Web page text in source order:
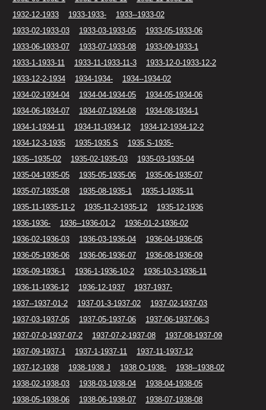
1932-12-1933
1933-1933-
1933--1933-02
1933-02-1933-03
1933-03-1933-05
1933-05-1933-06
1933-06-1933-07
1933-07-1933-08
1933-09-1933-1
1933-1-1933-11
1933-11-1933-11-3
1933-12-0-1933-12-2
1933-12-2-1934
1934-1934-
1934--1934-02
1934-02-1934-04
1934-04-1934-05
1934-05-1934-06
1934-06-1934-07
1934-07-1934-08
1934-08-1934-1
1934-1-1934-11
1934-11-1934-12
1934-12-1934-12-2
1934-12-3-1935
1935-1935 S
1935 S-1935-
1935--1935-02
1935-02-1935-03
1935-03-1935-04
1935-04-1935-05
1935-05-1935-06
1935-06-1935-07
1935-07-1935-08
1935-08-1935-1
1935-1-1935-11
1935-11-1935-11-2
1935-11-2-1935-12
1935-12-1936
1936-1936-
1936--1936-01-2
1936-01-2-1936-02
1936-02-1936-03
1936-03-1936-04
1936-04-1936-05
1936-05-1936-06
1936-06-1936-07
1936-08-1936-09
1936-09-1936-1
1936-1-1936-10-2
1936-10-3-1936-11
1936-11-1936-12
1936-12-1937
1937-1937-
1937--1937-01-2
1937-01-3-1937-02
1937-02-1937-03
1937-03-1937-05
1937-05-1937-06
1937-06-1937-06-3
1937-07-0-1937-07-2
1937-07-2-1937-08
1937-08-1937-09
1937-09-1937-1
1937-1-1937-11
1937-11-1937-12
1937-12-1938
1938-1938 J 1938 O-1938-
1938--1938-02
1938-02-1938-03
1938-03-1938-04
1938-04-1938-05
1938-05-1938-06
1938-06-1938-07
1938-07-1938-08